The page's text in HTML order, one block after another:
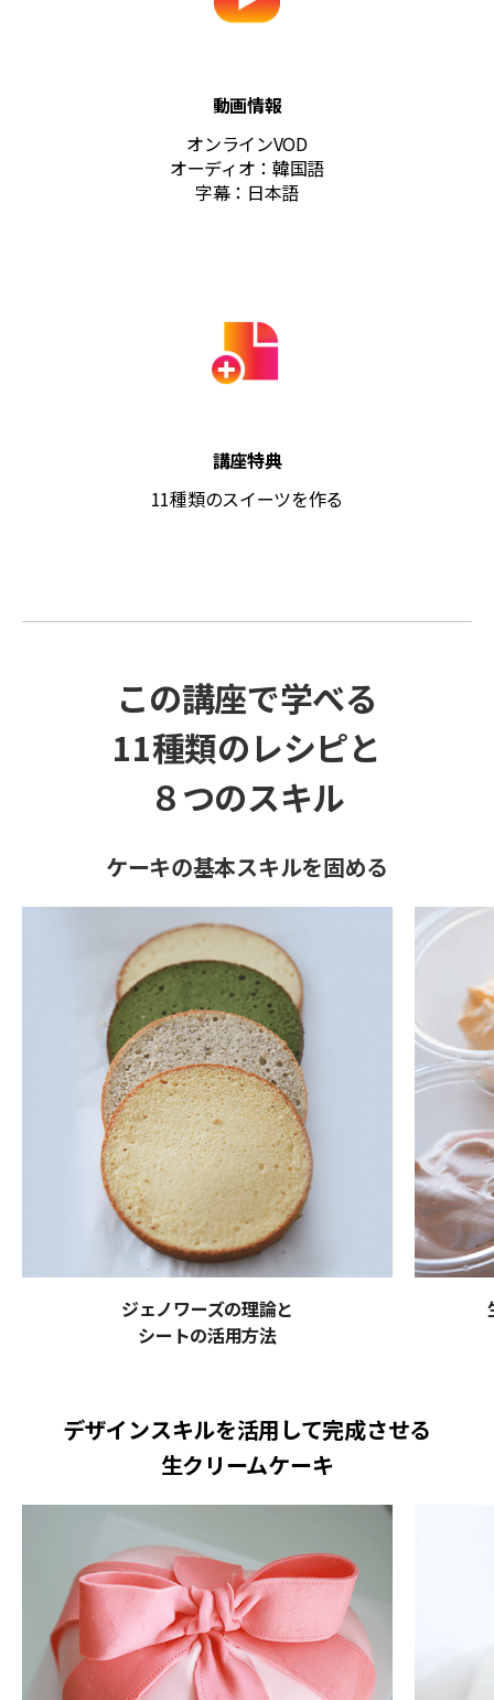
動画情報
オンラインVOD
オーディオ：韓国語
字幕：日本語
講座特典
11種類のスイーツを作る
この講座で学べる
11種類のレシピと
８つのスキル
ケーキの基本スキルを固める
ジェノワーズの理論と
シートの活用方法
デザインスキルを活用して完成させる
生クリームケーキ